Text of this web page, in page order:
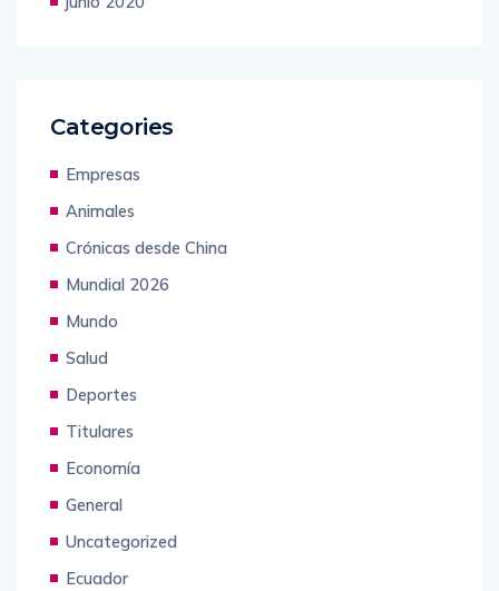
Categories
Empresas
Animales
Crónicas desde China
Mundial 2026
Mundo
Salud
Deportes
Titulares
Economía
General
Uncategorized
Ecuador